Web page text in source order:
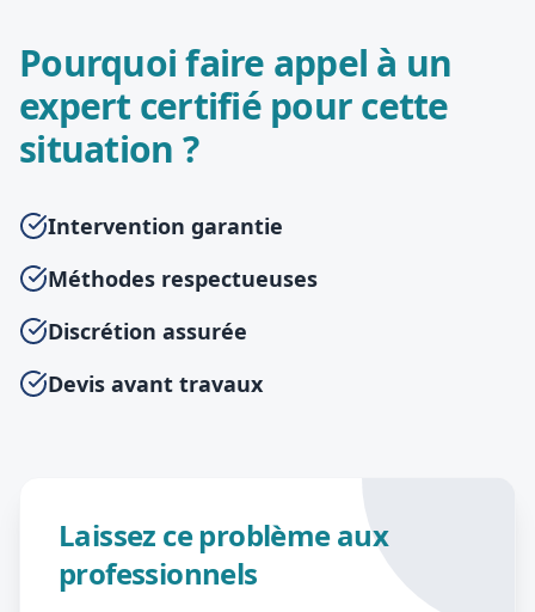
Pourquoi faire appel à un
expert certifié pour cette
situation ?
Intervention garantie
Méthodes respectueuses
Discrétion assurée
Devis avant travaux
Laissez ce problème aux
professionnels